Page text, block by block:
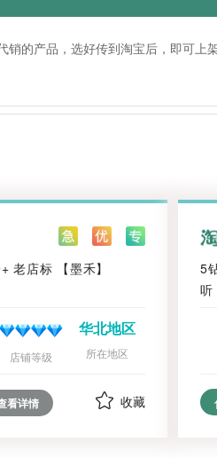
的产品，选好传到淘宝后，即可
老店标 【墨禾】
店铺等级
华北地区
所在地区
看详情 收藏
5
听